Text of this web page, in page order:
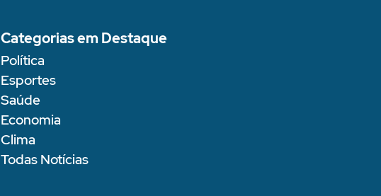
Categorias em Destaque
Política
Esportes
Saúde
Economia
Clima
Todas Notícias